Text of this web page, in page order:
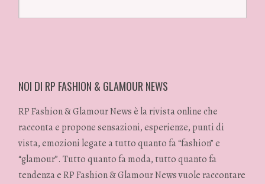
NOI DI RP FASHION & GLAMOUR NEWS
RP Fashion & Glamour News è la rivista online che
racconta e propone sensazioni, esperienze, punti di
vista, emozioni legate a tutto quanto fa “fashion” e
“glamour”. Tutto quanto fa moda, tutto quanto fa
tendenza e RP Fashion & Glamour News vuole raccontare